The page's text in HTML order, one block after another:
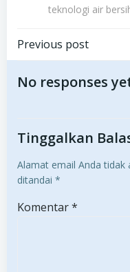
teknologi air
Post
Previous post
No responses
Tinggalkan
Alamat email Anda tidak
ditandai *
Komentar*